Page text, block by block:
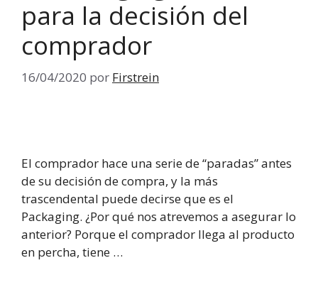
para la decisión del
comprador
16/04/2020 por Firstrein
El comprador hace una serie de “paradas” antes
de su decisión de compra, y la más
trascendental puede decirse que es el
Packaging. ¿Por qué nos atrevemos a asegurar lo
anterior? Porque el comprador llega al producto
en percha, tiene …